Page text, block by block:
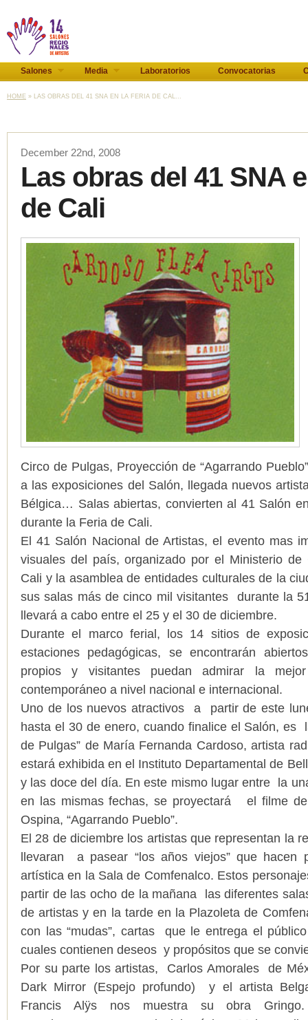
Salones Media Laboratorios Convocatorias
HOME » LAS OBRAS DEL 41 SNA EN LA FERIA DE CAL...
December 22nd, 2008
Las obras del 41 SNA
de Cali
Circo de Pulgas, Proyección de “Agarrando
a las exposiciones del Salón, llegada nuevos
Bélgica… Salas abiertas, convierten al 41 Salón
durante la Feria de Cali.
El 41 Salón Nacional de Artistas, el evento mas
visuales del país, organizado por el Ministerio de
Cali y la asamblea de entidades culturales de la
sus salas más de cinco mil visitantes durante la
llevará a cabo entre el 25 y el 30 de diciembre.
Durante el marco ferial, los 14 sitios de
estaciones pedagógicas, se encontrarán
propios y visitantes puedan admirar la
contemporáneo a nivel nacional e internacional.
Uno de los nuevos atractivos a partir de este
hasta el 30 de enero, cuando finalice el Salón, es
de Pulgas” de María Fernanda Cardoso, artista
estará exhibida en el Instituto Departamental de
y las doce del día. En este mismo lugar entre la
en las mismas fechas, se proyectará el filme
Ospina, “Agarrando Pueblo”.
El 28 de diciembre los artistas que representan la
llevaran a pasear “los años viejos” que hacen
artística en la Sala de Comfenalco. Estos
partir de las ocho de la mañana las diferentes
de artistas y en la tarde en la Plazoleta de
con las “mudas”, cartas que le entrega el
cuales contienen deseos y propósitos que se
Por su parte los artistas, Carlos Amorales de
Dark Mirror (Espejo profundo) y el artista
Francis Alÿs nos muestra su obra Gringo.